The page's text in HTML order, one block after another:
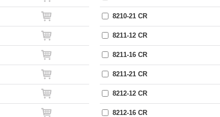
8210-21 CR
8211-12 CR
8211-16 CR
8211-21 CR
8212-12 CR
8212-16 CR